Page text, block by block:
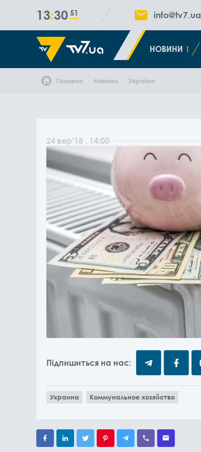
13 30 52 info@tv7.ua
НОВИНИ
Головна Новини Україна
24 вер'18 , 14:00
Підпишиться на нас:
Украина Коммунальное хозяйство